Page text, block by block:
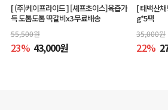
[ (주)케이프라이드 ][셰프초이스]육즙가
득 도톰도톰 떡갈비x3 무료배송
55,500원
23% 43,000원
[ 태백산
g*5팩
35,000원
22%